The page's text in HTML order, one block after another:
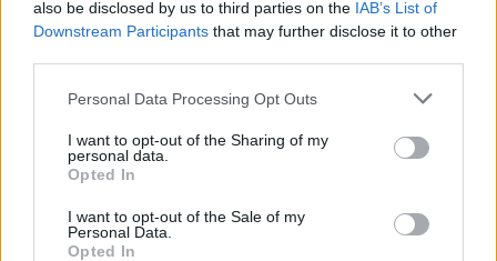
also be disclosed by us to third parties on the IAB’s List of
Downstream Participants that may further disclose it to other
Please note that this website/app uses one or more Google
not limited to your visit or usage behaviour. You may click to
grant or deny consent to Google and its third-party tags to
use your data for below specified purposes in below Google
consent section.
Personal Data Processing Opt Outs
I want to opt-out of the Sharing of my
personal data.
Opted In
I want to opt-out of the Sale of my
Personal Data.
Opted In